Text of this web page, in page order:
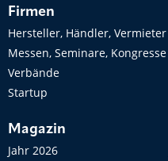
Firmen
Hersteller, Händler, Vermieter
Messen, Seminare, Kongresse
Verbände
Startup
Magazin
Jahr 2026